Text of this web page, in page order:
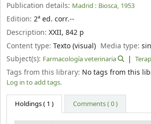
Publication details: Madrid : Biosca, 1953
Edition: 2ª ed. corr.--
Description: XXII, 842 p
Content type: Texto (visual) Media type:
Subject(s): Farmacología veterinaria
Tags from this library: No tags from this
Log in to add tags.
Holdings( 1 ) Comments ( 0 )